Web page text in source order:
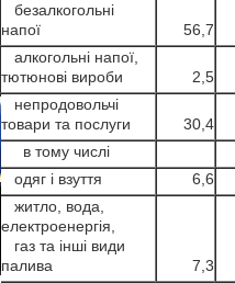
безалкогольні
напої
56,7
алкогольні напої,
тютюнові вироби
2,5
непродовольчі
товари та послуги
30,4
в тому числі
одяг і взуття
6,6
житло, вода,
електроенергія,
газ та інші види
палива
7,3